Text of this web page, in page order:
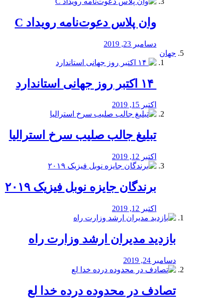
وان پلاس دعوت‌نامه رویداد C
دسامبر 23, 2019
جهان
اکتبر 15, 2019
تبلیغ جالب صلیب سرخ استرالیا
اکتبر 12, 2019
برندگان جایزه نوبل فیزیک ۲۰۱۹
اکتبر 12, 2019
بازدید مدیران ارشد وزارت راه
دسامبر 24, 2019
تصادف در محدوده درده خدا لع